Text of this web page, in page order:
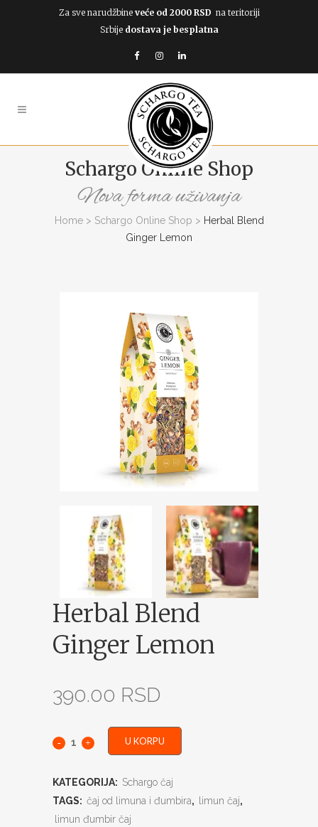
Za sve narudžbine veće od 2000 RSD na teritoriji
Srbije dostava je besplatna
Schargo Online Shop
Nova forma uživanja
Home> Schargo Online Shop > Herbal Blend
Ginger Lemon
Herbal Blend
Ginger Lemon
390.00 RSD
U KORPU
KATEGORIJA: Schargo čaj
TAGS: čaj od limuna i đumbira, limun čaj,
limun đumbir čaj